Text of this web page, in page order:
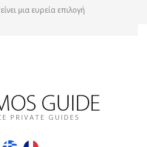
μια ευρεία επιλογή
PRIVATE GUIDES